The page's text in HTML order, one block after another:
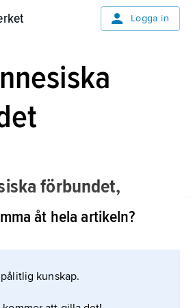
Logga in
förbundet,
i antikens Grekland,
fördrag mellan Sparta
medförde deltagande av
åt hela artikeln?
kunskap.